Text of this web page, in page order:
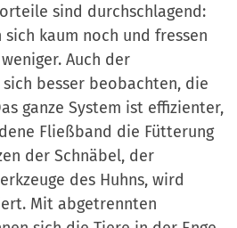
sind durchschlagend:
sich kaum noch und fressen
Auch der
besser beobachten, die
ganze System ist effizienter,
Fließband die Fütterung
der Schnäbel, der
des Huhns, wird
Mit abgetrennten